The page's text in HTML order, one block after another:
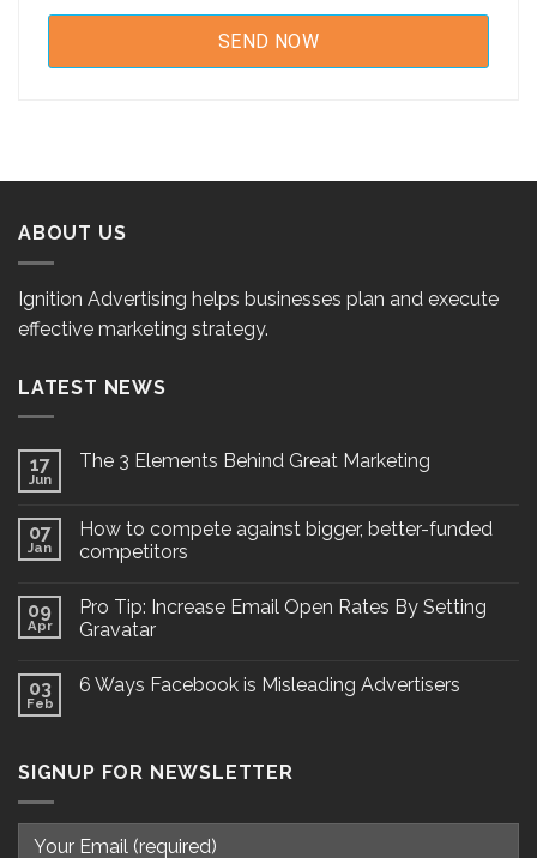
ABOUT US
Ignition Advertising helps businesses plan and execute
effective marketing strategy.
LATEST NEWS
17
Jun
The 3 Elements Behind Great Marketing
07
Jan
How to compete against bigger, better-funded
competitors
09
Apr
Pro Tip: Increase Email Open Rates By Setting
Gravatar
03
Feb
6 Ways Facebook is Misleading Advertisers
SIGNUP FOR NEWSLETTER